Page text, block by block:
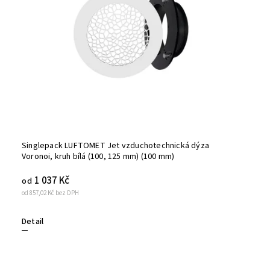
Singlepack LUFTOMET Jet vzduchotechnická dýza
Voronoi, kruh bílá (100, 125 mm) (100 mm)
od 857,02 Kč bez DPH
od 1 037 Kč
Detail